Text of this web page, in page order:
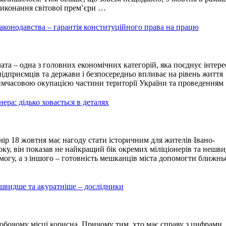
світової прем’єри …
– гарантія конституційного права на працю
– одна з головних економічних категорій, яка поєднує
та держави і безпосередньо впливає на рівень життя
окупацією частини території України та
дідько ховається в деталях
18 жовтня має нагоду стати історичним для жителів Івано-
він показав не найкращий бік окремих міліціонерів та
а з іншого – готовність мешканців міста допомогти
та акуратніше – дослідники
місці корисна. Причому тим, хто має справу з цифрами,